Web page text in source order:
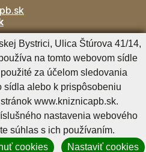
rozkvet@kniznicapb.sk
informáciíVyhlásenie o prístupnosti
Správca obsahu
GenerujeCMS BUXUS
Bystrici, Ulica Štúrova 41/14,
na tomto webovom sídle
za účelom sledovania
sídla alebo k prispôsobeniu
www.kniznicapb.sk.
nastavenia webového
súhlas s ich používaním.
cookies Nastaviť cookies